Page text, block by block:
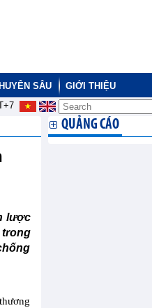
SÂU
GIỚI THIỆU
lược
QUẢNG CÁO